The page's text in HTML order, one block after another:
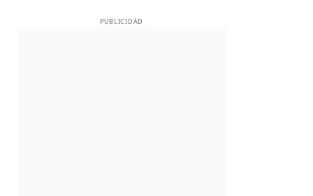
PUBLICIDAD